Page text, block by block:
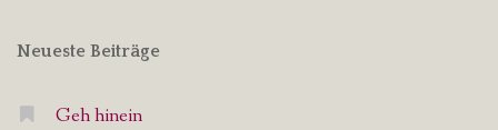
Neueste Beiträge
Geh hinein